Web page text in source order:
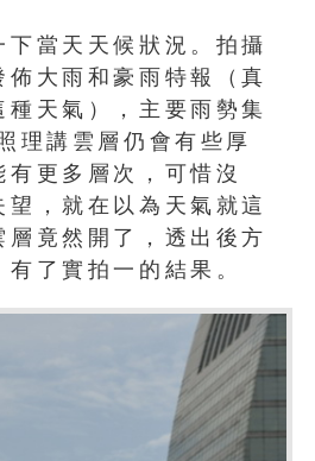
下當天天候狀況。拍攝
大雨和豪雨特報（真
種天氣），主要雨勢集
理講雲層仍會有些厚
有更多層次，可惜沒
，就在以為天氣就這
竟然開了，透出後方
了實拍一的結果。